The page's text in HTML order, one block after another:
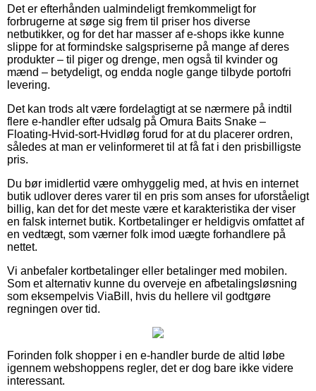
Det er efterhånden ualmindeligt fremkommeligt for
forbrugerne at søge sig frem til priser hos diverse
netbutikker, og for det har masser af e-shops ikke kunne
slippe for at formindske salgspriserne på mange af deres
produkter – til piger og drenge, men også til kvinder og
mænd – betydeligt, og endda nogle gange tilbyde portofri
levering.
Det kan trods alt være fordelagtigt at se nærmere på indtil
flere e-handler efter udsalg på Omura Baits Snake –
Floating-Hvid-sort-Hvidløg forud for at du placerer ordren,
således at man er velinformeret til at få fat i den prisbilligste
pris.
Du bør imidlertid være omhyggelig med, at hvis en internet
butik udlover deres varer til en pris som anses for uforståeligt
billig, kan det for det meste være et karakteristika der viser
en falsk internet butik. Kortbetalinger er heldigvis omfattet af
en vedtægt, som værner folk imod uægte forhandlere på
nettet.
Vi anbefaler kortbetalinger eller betalinger med mobilen.
Som et alternativ kunne du overveje en afbetalingsløsning
som eksempelvis ViaBill, hvis du hellere vil godtgøre
regningen over tid.
Forinden folk shopper i en e-handler burde de altid løbe
igennem webshoppens regler, det er dog bare ikke videre
interessant.